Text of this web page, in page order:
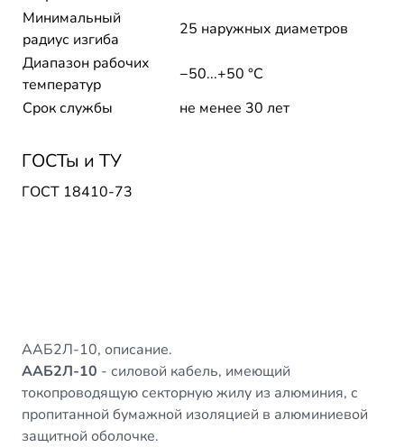
Минимальный
радиус изгиба
25 наружных диаметров
Диапазон рабочих
температур
−50...+50 °C
Срок службы
не менее 30 лет
ГОСТы и ТУ
ГОСТ 18410-73
ААБ2Л-10, описание.
ААБ2Л-10 - силовой кабель, имеющий
токопроводящую секторную жилу из алюминия, с
пропитанной бумажной изоляцией в алюминиевой
защитной оболочке.